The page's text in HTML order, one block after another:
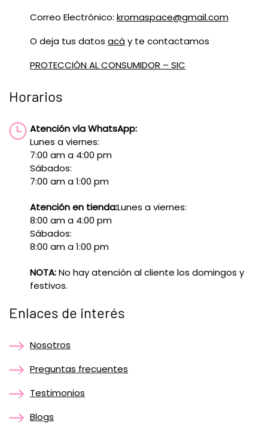
Correo Electrónico: kromaspace@gmail.com
O deja tus datos acáy te contactamos
PROTECCIÓN AL CONSUMIDOR – SIC
Horarios
Atención vía WhatsApp:
Lunes a viernes:
7:00 am a 4:00 pm
Sábados:
7:00 am a 1:00 pm
Atención en tienda:Lunes a viernes:
8:00 am a 4:00 pm
Sábados:
8:00 am a 1:00 pm
NOTA:No hay atención al cliente los domingos y
festivos.
Enlaces de interés
Nosotros
Preguntas frecuentes
Testimonios
Blogs